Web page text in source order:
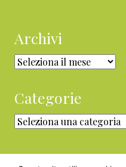
Archivi
Archivi
Categorie
Categorie